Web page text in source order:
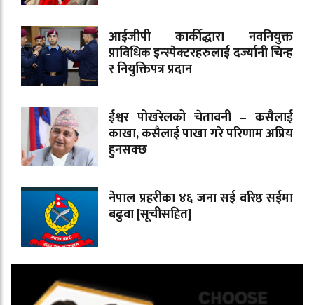
आईजीपी कार्कीद्धारा नवनियुक्त
प्राविधिक इन्स्पेक्टरहरुलाई दर्ज्यानी चिन्ह
र नियुक्तिपत्र प्रदान
ईश्वर पोखरेलको चेतावनी – कसैलाई
काखा, कसैलाई पाखा गरे परिणाम अप्रिय
हुनसक्छ
नेपाल प्रहरीका ४६ जना सई वरिष्ठ सईमा
बढुवा [सूचीसहित]